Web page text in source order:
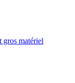
gros matériel